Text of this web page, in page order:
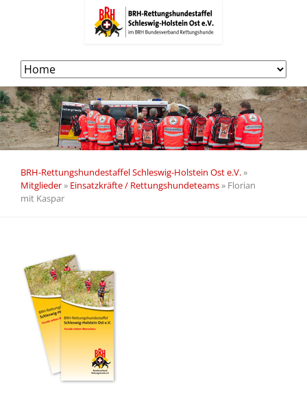
Navigation
überspringen
BRH-Rettungshundestaffel Schleswig-Holstein Ost e.V.»
Mitglieder» Einsatzkräfte / Rettungshundeteams» Florian
mit Kaspar